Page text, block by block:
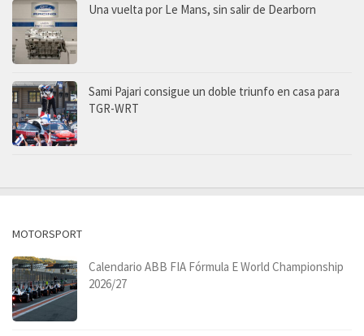
Una vuelta por Le Mans, sin salir de Dearborn
Sami Pajari consigue un doble triunfo en casa para
TGR-WRT
MOTORSPORT
Calendario ABB FIA Fórmula E World Championship
2026/27